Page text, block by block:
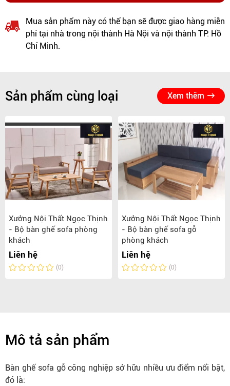
Mua sản phẩm này có thể bạn sẽ được giao hàng miễn
phí tại nhà trong nội thành Hà Nội và nội thành TP. Hồ
Chí Minh.
Sản phẩm cùng loại Xem thêm
Xưởng Nội Thất Ngọc Thịnh
- Bộ bàn ghế sofa phòng
khách
Liên hệ
(0)
Xưởng Nội Thất Ngọc Thịnh
- Bộ bàn ghế sofa gỗ
phòng khách
Liên hệ
(0)
Mô tả sản phẩm
Bàn ghế sofa gỗ công nghiệp sở hữu nhiều ưu điểm nổi bật,
đó là: